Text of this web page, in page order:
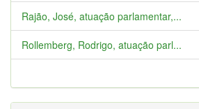
Rajão, José, atuação parlamentar,...
Rollemberg, Rodrigo, atuação parl...